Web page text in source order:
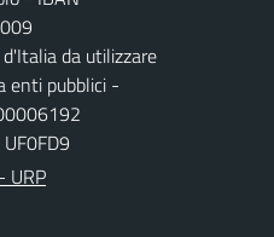
da utilizzare
enti pubblici -
URP